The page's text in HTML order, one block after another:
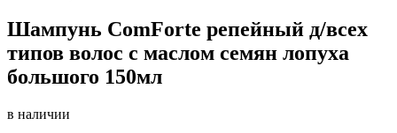
Шампунь ComForte репейный д/всех
типов волос с маслом семян лопуха
большого 150мл
в наличии